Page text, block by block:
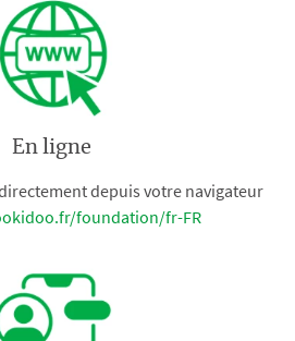
En ligne
depuis votre navigateur
foundation/fr-FR